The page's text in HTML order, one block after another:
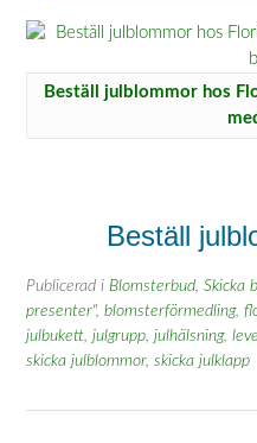
Beställ julblommor hos
Beställ
Publicerad i Blomsterbud, Skicka
presenter", blomsterförmedling,
julbukett, julgrupp, julhälsning,
skicka julblommor, skicka julklapp